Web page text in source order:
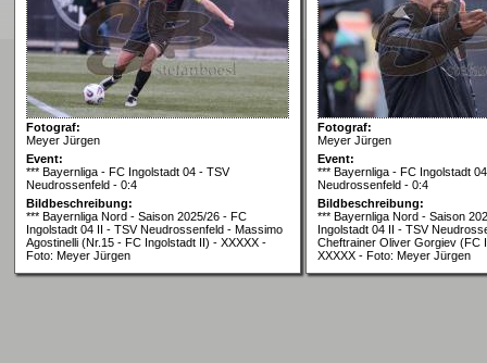
Fotograf:
Meyer Jürgen
Event:
*** Bayernliga - FC Ingolstadt 04 - TSV
Neudrossenfeld - 0:4
Bildbeschreibung:
*** Bayernliga Nord - Saison 2025/26 - FC
Ingolstadt 04 II - TSV Neudrossenfeld - Massimo
Agostinelli (Nr.15 - FC Ingolstadt II) - XXXXX -
Foto: Meyer Jürgen
Fotograf:
Meyer Jürgen
Event:
*** Bayernliga - FC Ingolstadt
Neudrossenfeld - 0:4
Bildbeschreibung:
*** Bayernliga Nord - Saison
Ingolstadt 04 II - TSV
Cheftrainer Oliver Gorgiev (FC
XXXXX - Foto: Meyer Jürgen